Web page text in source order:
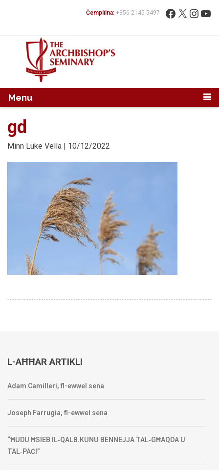
Fittex: Facebook
X
Ċemplilna: +356 2145 5497
Menu
gd
Minn Luke Vella | 10/12/2022
L-AĦĦAR ARTIKLI
Adam Camilleri, fl-ewwel sena
Joseph Farrugia, fl-ewwel sena
“ĦUDU ĦSIEB IL‑QALB.KUNU BENNEJJA TAL‑GĦAQDA U
TAL‑PAĊI”